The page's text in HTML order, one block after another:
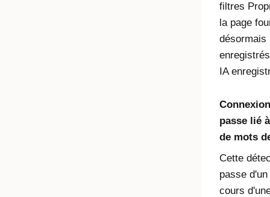
filtres
la page
désormais
enregistrés
IA
passe lié
de mots
Cette
passe
cours